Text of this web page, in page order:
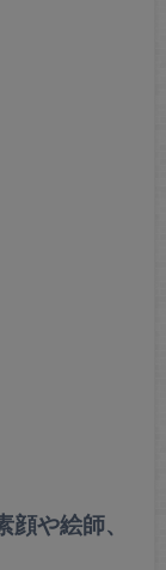
や絵師、